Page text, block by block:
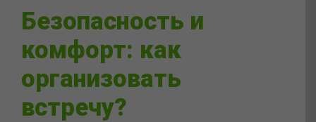
Безопасность и
комфорт: как
организовать
встречу?